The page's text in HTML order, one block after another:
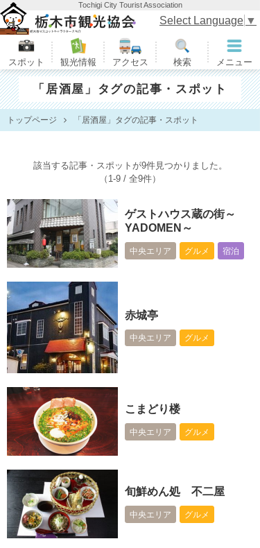
Tochigi City Tourist Association
栃木市観光協会
スポット 観光情報 アクセス 検索 メニュー
Select Language ▼
「居酒屋」タグの記事・スポット
トップページ 「居酒屋」タグの記事・スポット
該当する記事・スポットが9件見つかりました。
（1-9 / 全9件）
ゲストハウス蔵の街～
YADOMEN～
中央エリア グルメ 宿泊
赤城亭
中央エリア グルメ
こまどり楼
中央エリア グルメ
旬鮮めん処 不二屋
中央エリア グルメ